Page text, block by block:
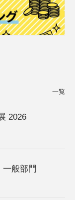
一覧
2026
一般部門